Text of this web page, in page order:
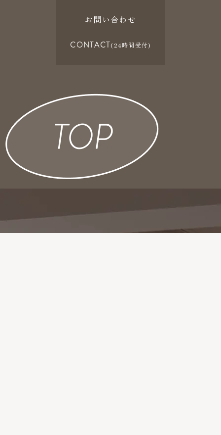
お問い合わせ
CONTACT(24時間受付)